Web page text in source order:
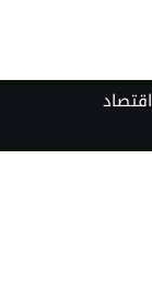
اقتصاد